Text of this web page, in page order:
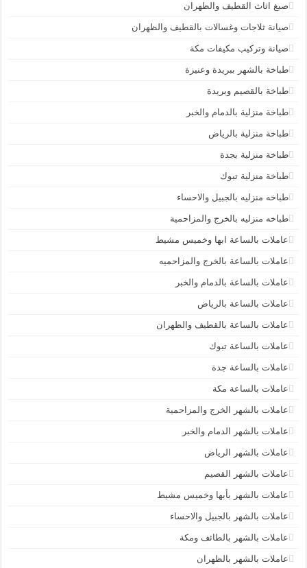
صبغ اثاث القطيف والظهران
صيانة ثلاجات وغسالات بالقطيف والظهران
صيانة وتركيب مكيفات مكة
طباخة بالشهر ببريدة وعنيزة
طباخة بالقصيم وبريدة
طباخة منزلية بالدمام والخبر
طباخة منزلية بالرياض
طباخة منزلية بجدة
طباخة منزلية تبوك
طباخه منزليه بالجبيل والاحساء
طباخه منزليه بالخرج والمزاحمية
عاملات بالساعة ابها وخميس مشيط
عاملات بالساعة بالخرج والمزاحميه
عاملات بالساعة بالدمام والخبر
عاملات بالساعة بالرياض
عاملات بالساعة بالقطيف والظهران
عاملات بالساعة تبوك
عاملات بالساعة جدة
عاملات بالساعة مكة
عاملات بالشهر الخرج والمزاحمية
عاملات بالشهر الدمام والخبر
عاملات بالشهر الرياض
عاملات بالشهر القصيم
عاملات بالشهر بأبها وخميس مشيط
عاملات بالشهر بالجبيل والاحساء
عاملات بالشهر بالطائف ومكة
عاملات بالشهر بالظهران